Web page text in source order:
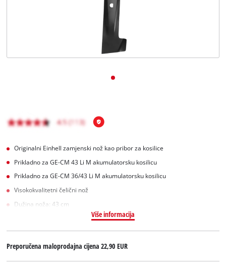
Originalni Einhell zamjenski nož kao pribor za kosilice
Prikladno za GE-CM 43 Li M akumulatorsku kosilicu
Prikladno za GE-CM 36/43 Li M akumulatorsku kosilicu
Visokokvalitetni čelični nož
Dužina noža: 43 cm
Više informacija
Preporučena maloprodajna cijena22,90 EUR